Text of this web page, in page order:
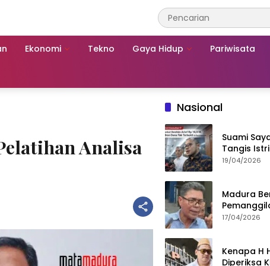
Ekonomi Tekno Gaya Hidup Pariwisata
Analisa
Nasional
Suami
Tangis
Nadiem
19/04/2026
Madura
17/04/2026
Kenapa H
Diperiksa